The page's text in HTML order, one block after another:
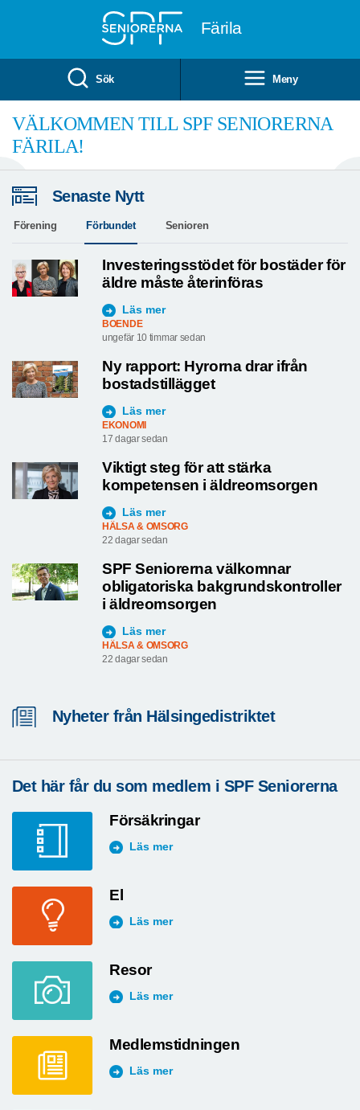
Färila
Sök Meny
VÄLKOMMEN TILL SPF SENIORERNA
FÄRILA!
Senaste Nytt
Förening Förbundet Senioren
Investeringsstödet för bostäder för
äldre måste återinföras
Läs mer
BOENDE
ungefär 10 timmar sedan
Ny rapport: Hyrorna drar ifrån
bostadstillägget
Läs mer
EKONOMI
17 dagar sedan
Viktigt steg för att stärka
kompetensen i äldreomsorgen
Läs mer
HÄLSA & OMSORG
22 dagar sedan
SPF Seniorerna välkomnar
obligatoriska bakgrundskontroller
i äldreomsorgen
Läs mer
HÄLSA & OMSORG
22 dagar sedan
Nyheter från Hälsingedistriktet
Det här får du som medlem i SPF Seniorerna
Försäkringar
Läs mer
El
Läs mer
Resor
Läs mer
Medlemstidningen
Läs mer